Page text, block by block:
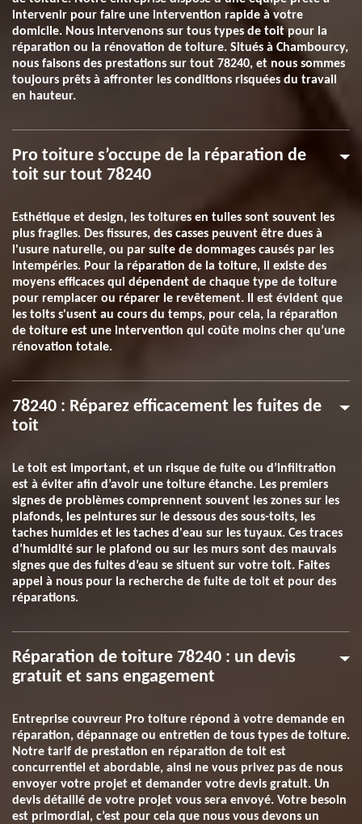
intervenir pour faire une intervention rapide à votre
domicile. Nous intervenons sur tous types de toit pour la
réparation ou la rénovation de toiture. Situés à Chambourcy,
nous faisons des prestations sur tout 78240, et nous sommes
toujours prêts à affronter les conditions risquées du travail
en hauteur.
Pro toiture s’occupe de la réparation de
toit sur tout 78240
Esthétique et design, les toitures en tuiles sont souvent les
plus fragiles. Des fissures, des casses peuvent être dues à
l'usure naturelle, ou par suite de dommages causés par les
intempéries. Pour la réparation de la toiture, il existe des
moyens efficaces qui dépendent de chaque type de toiture
pour remplacer ou réparer le revêtement. Il est évident que
les toits s'usent au cours du temps, pour cela, la réparation
de toiture est une intervention qui coûte moins cher qu’une
rénovation totale.
78240 : Réparez efficacement les fuites de
toit
Le toit est important, et un risque de fuite ou d’infiltration
est à éviter afin d’avoir une toiture étanche. Les premiers
signes de problèmes comprennent souvent les zones sur les
plafonds, les peintures sur le dessous des sous-toits, les
taches humides et les taches d'eau sur les tuyaux. Ces traces
d’humidité sur le plafond ou sur les murs sont des mauvais
signes que des fuites d’eau se situent sur votre toit. Faites
appel à nous pour la recherche de fuite de toit et pour des
réparations.
Réparation de toiture 78240 : un devis
gratuit et sans engagement
Entreprise couvreur Pro toiture répond à votre demande en
réparation, dépannage ou entretien de tous types de toiture.
Notre tarif de prestation en réparation de toit est
concurrentiel et abordable, ainsi ne vous privez pas de nous
envoyer votre projet et demander votre devis gratuit. Un
devis détaillé de votre projet vous sera envoyé. Votre besoin
est primordial, c’est pour cela que nous vous devons un